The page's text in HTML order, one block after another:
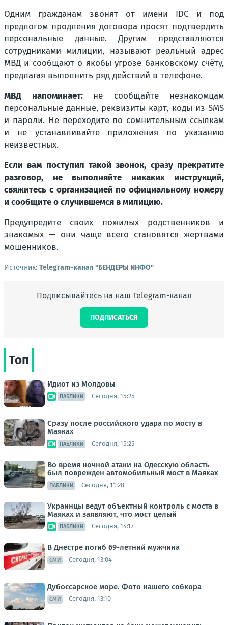
Одним гражданам звонят от имени IDC и под
предлогом продления договора просят подтвердить
персональные данные. Другим представляются
сотрудниками милиции, называют реальный адрес
МВД и сообщают о якобы угрозе банковскому счёту,
предлагая выполнить ряд действий в телефоне.
МВД напоминает: не сообщайте незнакомцам
персональные данные, реквизиты карт, коды из SMS
и пароли. Не переходите по сомнительным ссылкам
и не устанавливайте приложения по указанию
неизвестных.
Если вам поступил такой звонок, сразу прекратите
разговор, не выполняйте никаких инструкций,
свяжитесь с организацией по официальному номеру
и сообщите о случившемся в милицию.
Предупредите своих пожилых родственников и
знакомых — они чаще всего становятся жертвами
мошенников.
Источник: Telegram-канал "БЕНДЕРЫ ИНФО"
Подписывайтесь на наш Telegram-канал
ПОДПИСАТЬСЯ
Топ
Идиот из Молдовы
ПАБЛИКИ Сегодня, 15:25
Сразу после российского удара по мосту в
Маяках
ПАБЛИКИ Сегодня, 15:25
Во время ночной атаки на Одесскую область
был поврежден автомобильный мост в Маяках
ПАБЛИКИ Сегодня, 11:28
Украинцы ведут объектный контроль с моста в
Маяках и заявляют, что мост целый
ПАБЛИКИ Сегодня, 14:17
В Днестре погиб 69-летний мужчина
СМИ Сегодня, 13:04
Дубоссарское море. Фото нашего собкора
СМИ Сегодня, 13:10